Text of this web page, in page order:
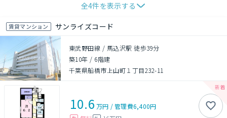
全4件を表示する
賃貸マンション サンライズコード
東武野田線 / 馬込沢駅 徒歩39分
築10年 / 6階建
千葉県船橋市上山町１丁目232-11
10.6 万円 /管理費6,400円